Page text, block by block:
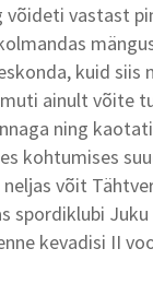
võideti vastast
kuid siis
ainult võite
ning
kohtumises
võit
spordiklubi
kevadisi II